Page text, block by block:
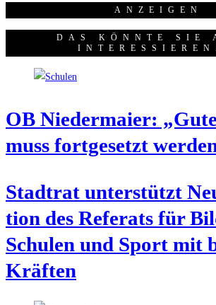
ANZEI­GEN
DAS KÖNNTE SIE
OB Nie­der­mai­er:
muss fort­ge­setzt
Stadt­rat unter­stützt
ti­on des Refe­rats für
Schu­len und Sport mit
Kräften